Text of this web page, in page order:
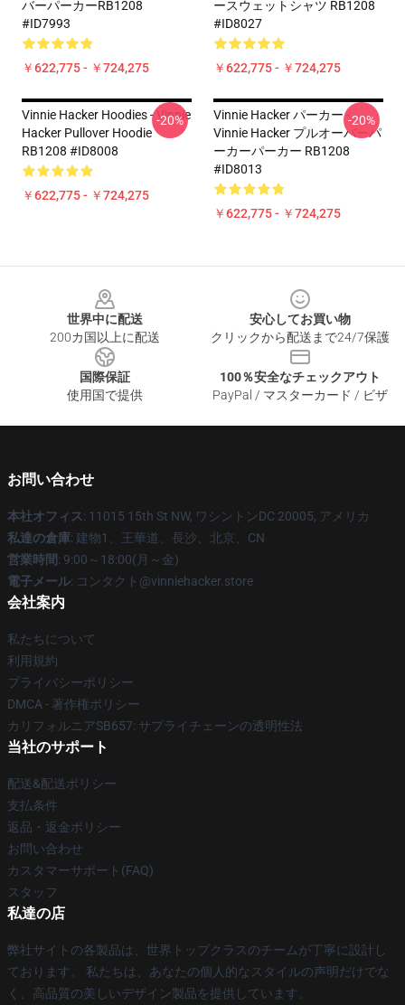
バーパーカーRB1208
#ID7993
￥622,775 - ￥724,275
ースウェットシャツ RB1208
#ID8027
￥622,775 - ￥724,275
Vinnie Hacker Hoodies - Vinnie
Hacker Pullover Hoodie
RB1208 #ID8008
￥622,775 - ￥724,275
-20%
Vinnie Hacker パーカー -
Vinnie Hacker プルオーバーパ
ーカーパーカー RB1208
#ID8013
￥622,775 - ￥724,275
-20%
世界中に配送
200カ国以上に配送
安心してお買い物
クリックから配送まで24/7保護
国際保証
使用国で提供
100％安全なチェックアウト
PayPal / マスターカード / ビザ
お問い合わせ
本社オフィス: 11015 15th St NW, ワシントンDC 20005, アメリカ
私達の倉庫: 建物1、王華道、長沙、北京、CN
営業時間: 9:00～18:00(月～金)
電子メール: コンタクト@vinniehacker.store
会社案内
私たちについて
利用規約
プライバシーポリシー
DMCA - 著作権ポリシー
カリフォルニアSB657: サプライチェーンの透明性法
当社のサポート
配送&配送ポリシー
支払条件
返品・返金ポリシー
お問い合わせ
カスタマーサポート(FAQ)
スタッフ
私達の店
弊社サイトの各製品は、世界トップクラスのチームが丁寧に設計し
ております。 私たちは、あなたの個人的なスタイルの声明だけでな
く、高品質の美しいデザイン製品を提供しています。